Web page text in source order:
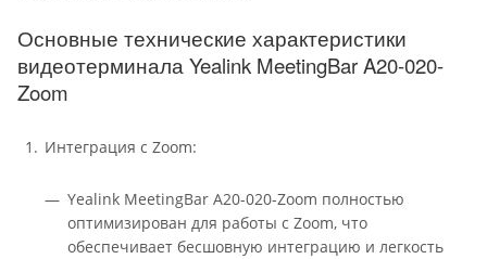
Основные технические характеристики
видеотерминала Yealink MeetingBar A20-020-
Zoom
Интеграция с Zoom:
Yealink MeetingBar A20-020-Zoom полностью
оптимизирован для работы с Zoom, что
обеспечивает бесшовную интеграцию и легкость